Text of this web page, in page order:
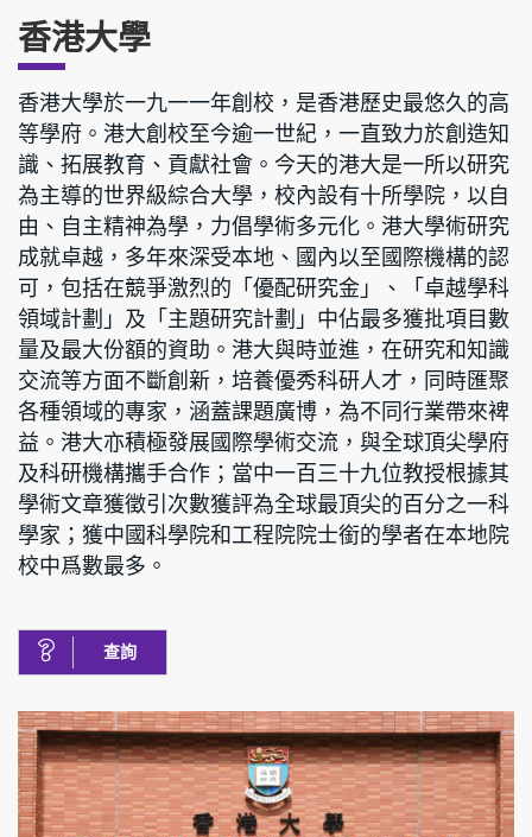
香港大學
香港大學於一九一一年創校，是香港歷史最悠久的高
等學府。港大創校至今逾一世紀，一直致力於創造知
識、拓展教育、貢獻社會。今天的港大是一所以研究
為主導的世界級綜合大學，校內設有十所學院，以自
由、自主精神為學，力倡學術多元化。港大學術研究
成就卓越，多年來深受本地、國內以至國際機構的認
可，包括在競爭激烈的「優配研究金」、「卓越學科
領域計劃」及「主題研究計劃」中佔最多獲批項目數
量及最大份額的資助。港大與時並進，在研究和知識
交流等方面不斷創新，培養優秀科研人才，同時匯聚
各種領域的專家，涵蓋課題廣博，為不同行業帶來裨
益。港大亦積極發展國際學術交流，與全球頂尖學府
及科研機構攜手合作；當中一百三十九位教授根據其
學術文章獲徵引次數獲評為全球最頂尖的百分之一科
學家；獲中國科學院和工程院院士銜的學者在本地院
校中爲數最多。
查詢